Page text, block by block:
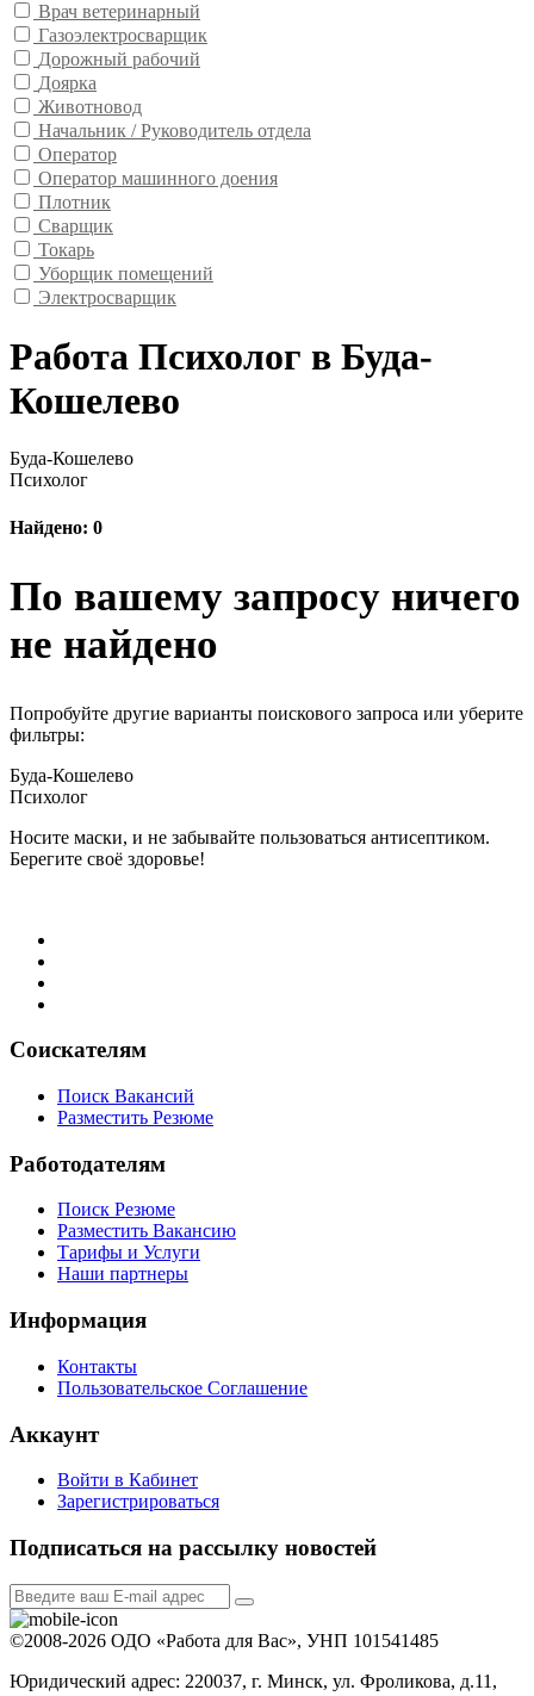
Врач ветеринарный
Газоэлектросварщик
Дорожный рабочий
Доярка
Животновод
Начальник / Руководитель отдела
Оператор
Оператор машинного доения
Плотник
Сварщик
Токарь
Уборщик помещений
Электросварщик
Работа Психолог в Буда-
Кошелево
Буда-Кошелево
Психолог
Найдено: 0
По вашему запросу ничего
не найдено
Попробуйте другие варианты поискового запроса или уберите
фильтры:
Буда-Кошелево
Психолог
Носите маски, и не забывайте пользоваться антисептиком.
Берегите своё здоровье!
Соискателям
Поиск Вакансий
Разместить Резюме
Работодателям
Поиск Резюме
Разместить Вакансию
Тарифы и Услуги
Наши партнеры
Информация
Контакты
Пользовательское Соглашение
Аккаунт
Войти в Кабинет
Зарегистрироваться
Подписаться на рассылку новостей
©2008-2026 ОДО «Работа для Вас», УНП 101541485
Юридический адрес: 220037, г. Минск, ул. Фроликова, д.11,